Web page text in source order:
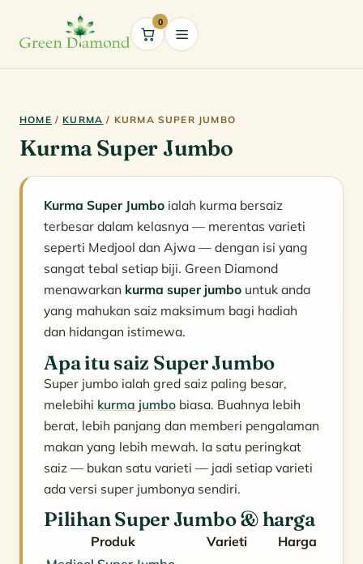
Cart
0
HOME / KURMA / KURMA SUPER JUMBO
Kurma Super Jumbo
Kurma Super Jumbo ialah kurma bersaiz
terbesar dalam kelasnya — merentas varieti
seperti Medjool dan Ajwa — dengan isi yang
sangat tebal setiap biji. Green Diamond
menawarkan kurma super jumbo untuk anda
yang mahukan saiz maksimum bagi hadiah
dan hidangan istimewa.
Apa itu saiz Super Jumbo
Super jumbo ialah gred saiz paling besar,
melebihi kurma jumbo biasa. Buahnya lebih
berat, lebih panjang dan memberi pengalaman
makan yang lebih mewah. Ia satu peringkat
saiz — bukan satu varieti — jadi setiap varieti
ada versi super jumbonya sendiri.
Pilihan Super Jumbo & harga
Produk Varieti
Harga